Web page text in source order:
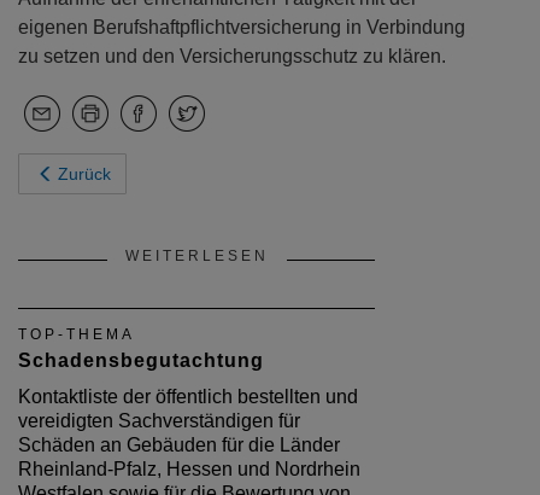
eigenen Berufshaftpflichtversicherung in Verbindung
zu setzen und den Versicherungsschutz zu klären.
Zurück
WEITERLESEN
TOP-THEMA
Schadensbegutachtung
Kontaktliste der öffentlich bestellten und
vereidigten Sachverständigen für
Schäden an Gebäuden für die Länder
Rheinland-Pfalz, Hessen und Nordrhein